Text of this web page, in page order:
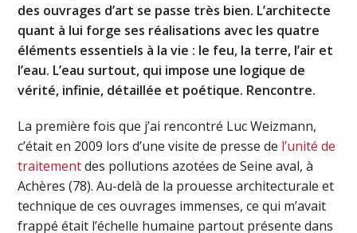
des ouvrages d’art se passe très bien. L’architecte
quant à lui forge ses réalisations avec les quatre
éléments essentiels à la vie : le feu, la terre, l’air et
l’eau. L’eau surtout, qui impose une logique de
vérité, infinie, détaillée et poétique. Rencontre.
La première fois que j’ai rencontré Luc Weizmann,
c’était en 2009 lors d’une visite de presse de l’unité de
traitementdes pollutions azotées de Seine aval, à
Achères (78). Au-delà de la prouesse architecturale et
technique de ces ouvrages immenses, ce qui m’avait
frappé était l’échelle humaine partout présente dans